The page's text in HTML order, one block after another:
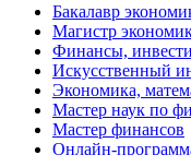
Бакалавр
Магистр
Финансы,
Искусственный
Экономика,
Мастер наук по
Мастер финансов
Онлайн-